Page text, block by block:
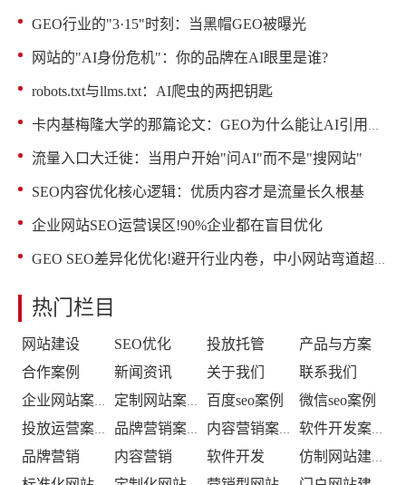
GEO行业的"3·15"时刻：当黑帽GEO被曝光
网站的"AI身份危机"：你的品牌在AI眼里是谁?
robots.txt与llms.txt：AI爬虫的两把钥匙
卡内基梅隆大学的那篇论文：GEO为什么能让AI引用率提升40%
流量入口大迁徙：当用户开始"问AI"而不是"搜网站"
SEO内容优化核心逻辑：优质内容才是流量长久根基
企业网站SEO运营误区!90%企业都在盲目优化
GEO SEO差异化优化!避开行业内卷，中小网站弯道超车
热门栏目
网站建设 SEO优化 投放托管
产品与方案
合作案例
新闻资讯 关于我们 联系我们
企业网站案例 定制网站案例 百度seo案例 微信seo案例
投放运营案例 品牌营销案例 内容营销案例 软件开发案例
品牌营销 内容营销 软件开发 仿制网站建设